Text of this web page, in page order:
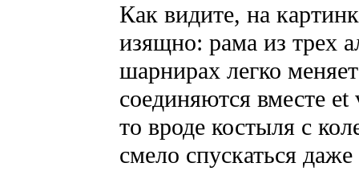
Как видите, на
изящно: рама из трех
шарнирах легко
соединяются вместе
то вроде костыля с
смело спускаться